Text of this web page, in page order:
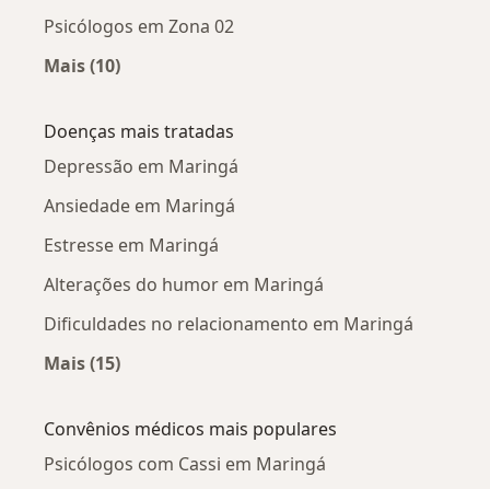
Psicólogos em Zona 02
Mais (10)
Doenças mais tratadas
Depressão em Maringá
Ansiedade em Maringá
Estresse em Maringá
Alterações do humor em Maringá
Dificuldades no relacionamento em Maringá
Mais (15)
Convênios médicos mais populares
Psicólogos com Cassi em Maringá